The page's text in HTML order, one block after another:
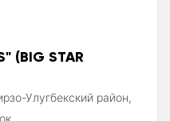
(BIG STAR
Улугбекский район,